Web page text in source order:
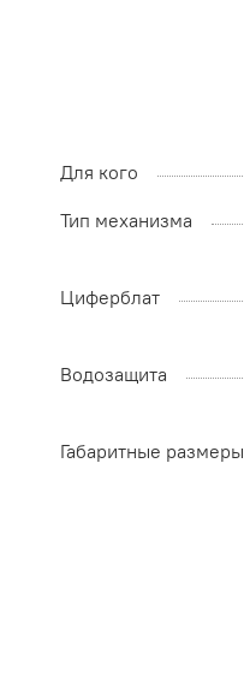
Для кого
Тип механизма
Циферблат
Водозащита
Габаритные размеры